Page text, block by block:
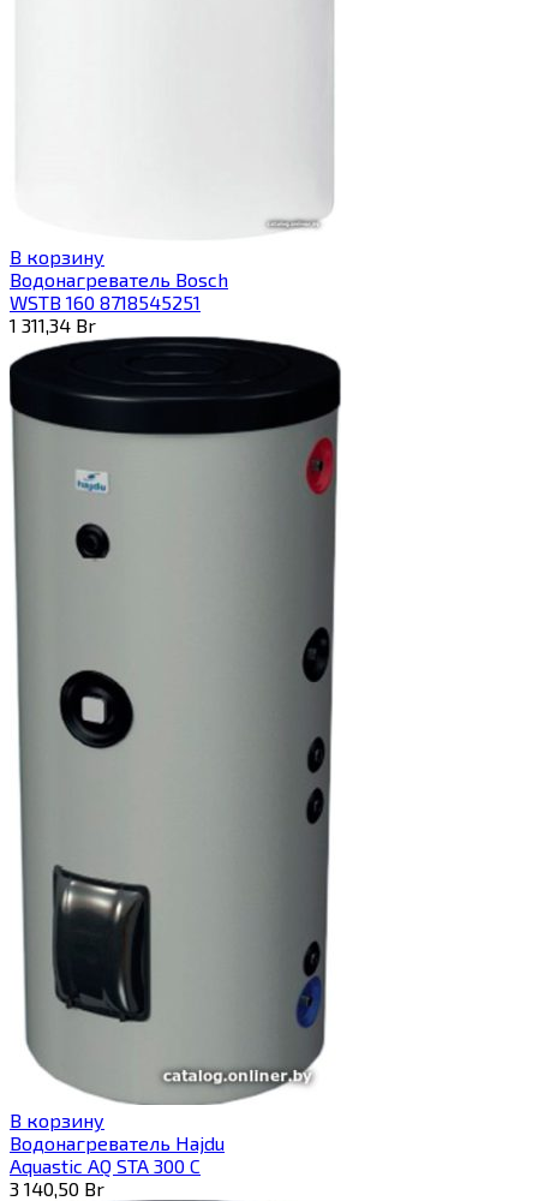
В корзину
Водонагреватель Bosch
WSTB 160 8718545251
1 311,34 Br
В корзину
Водонагреватель Hajdu
Aquastic AQ STA 300 C
3 140,50 Br